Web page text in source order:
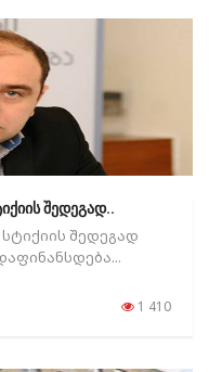
შედეგად..
შედეგად
1 410